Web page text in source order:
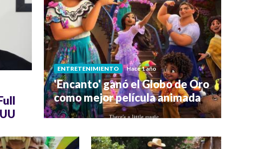
ENTRETENIMIENTO Hace 1 año
'Encanto' ganó el Globo de Oro
como mejor película animada